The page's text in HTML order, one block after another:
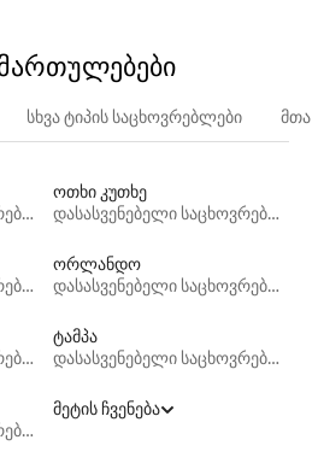
სხვა ტიპის საცხოვრებლები
დასასვენებელი საცხოვრებლები
ოთხი კუთხე
დასასვენებელი საცხოვრებლები
დასასვენებელი საცხოვრებლები
ორლანდო
დასასვენებელი საცხოვრებლები
დასასვენებელი საცხოვრებლები
ტამპა
დასასვენებელი საცხოვრებლები
დასასვენებელი საცხოვრებლები
მეტის ჩვენება